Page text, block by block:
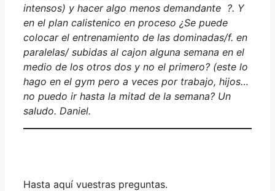
intensos) y hacer algo menos demandante ?. Y
en el plan calistenico en proceso ¿Se puede
colocar el entrenamiento de las dominadas/f. en
paralelas/ subidas al cajon alguna semana en el
medio de los otros dos y no el primero? (este lo
hago en el gym pero a veces por trabajo, hijos…
no puedo ir hasta la mitad de la semana? Un
saludo. Daniel.
Hasta aquí vuestras preguntas.